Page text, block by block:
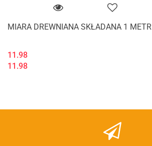
MIARA DREWNIANA SKŁADANA 1 METR
11.98
11.98